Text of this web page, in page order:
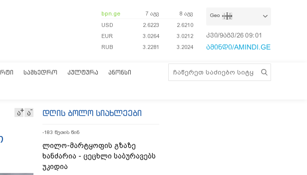
bpn.ge 7 აგვ
8 აგვ
USD
2.6223
2.6210
EUR
3.0264
3.0212
RUB
3.2281 3.2024
Geo
კვი/9აგვ/26 09:01:59
ამინდი/AMINDI.GE
ᲡᲐᲛᲮᲔᲓᲠᲝ ᲙᲣᲚᲢᲣᲠᲐ ᲐᲜᲝᲜᲡᲘ
ა ა დღის ბოლო სიახლეები
-183 წუთის წინ
ლილო-მარტყოფის გზაზე
ხანძარია - ცეცხლი საბურავებს
უკიდია